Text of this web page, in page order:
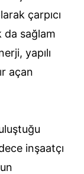
çarpıcı
da sağlam
yapılı
açan
inşaatçı